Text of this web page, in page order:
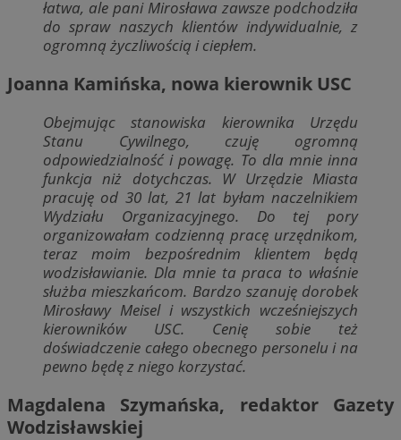
łatwa, ale pani Mirosława zawsze podchodziła
do spraw naszych klientów indywidualnie, z
ogromną życzliwością i ciepłem.
Joanna Kamińska, nowa kierownik USC
Obejmując stanowiska kierownika Urzędu
Stanu Cywilnego, czuję ogromną
odpowiedzialność i powagę. To dla mnie inna
funkcja niż dotychczas. W Urzędzie Miasta
pracuję od 30 lat, 21 lat byłam naczelnikiem
Wydziału Organizacyjnego. Do tej pory
organizowałam codzienną pracę urzędnikom,
teraz moim bezpośrednim klientem będą
wodzisławianie. Dla mnie ta praca to właśnie
służba mieszkańcom. Bardzo szanuję dorobek
Mirosławy Meisel i wszystkich wcześniejszych
kierowników USC. Cenię sobie też
doświadczenie całego obecnego personelu i na
pewno będę z niego korzystać.
Magdalena Szymańska, redaktor Gazety
Wodzisławskiej